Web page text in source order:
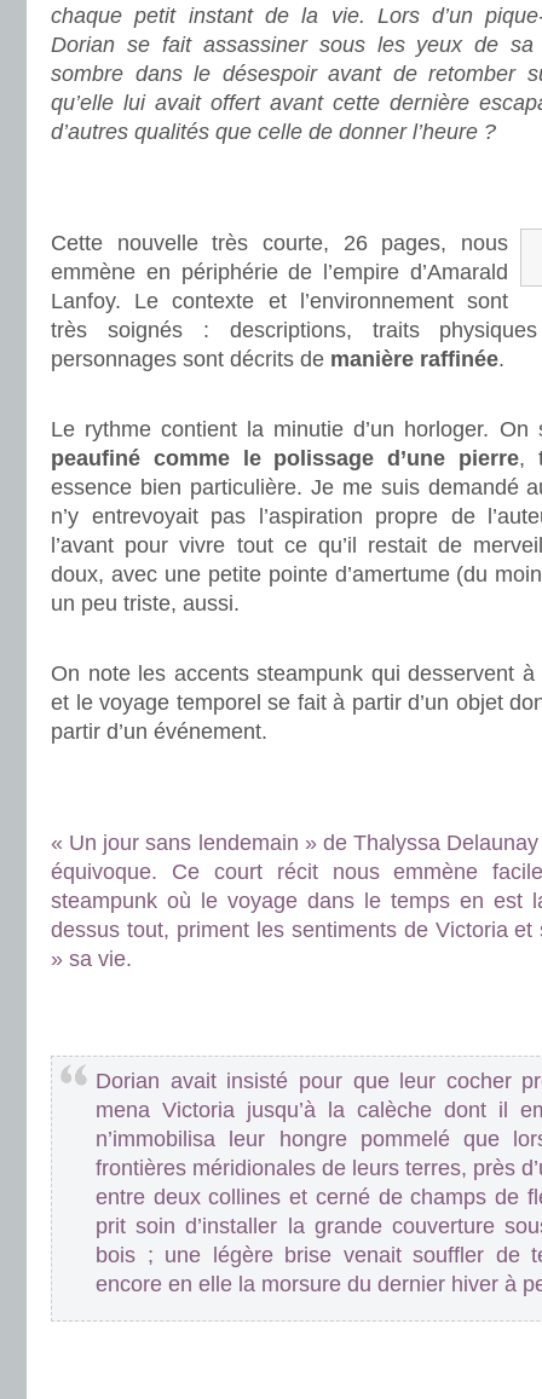
chaque petit instant de la vie. Lors d’un
Dorian se fait assassiner sous les yeux de sa
sombre dans le désespoir avant de retomber
qu’elle lui avait offert avant cette dernière
d’autres qualités que celle de donner l’heure ?
Cette nouvelle très courte, 26 pages, nous
emmène en périphérie de l’empire d’Amarald
Lanfoy. Le contexte et l’environnement sont
très soignés : descriptions, traits
personnages sont décrits de manière raffinée.
Le rythme contient la minutie d’un horloger.
peaufiné comme le polissage d’une pierre,
essence bien particulière. Je me suis demandé
n’y entrevoyait pas l’aspiration propre de
l’avant pour vivre tout ce qu’il restait de
doux, avec une petite pointe d’amertume (du
un peu triste, aussi.
On note les accents steampunk qui desservent
et le voyage temporel se fait à partir d’un objet
partir d’un événement.
« Un jour sans lendemain » de Thalyssa
équivoque. Ce court récit nous emmène
steampunk où le voyage dans le temps en est
dessus tout, priment les sentiments de Victoria
» sa vie.
Dorian avait insisté pour que leur cocher
mena Victoria jusqu’à la calèche dont il
n’immobilisa leur hongre pommelé que
frontières méridionales de leurs terres, près
entre deux collines et cerné de champs de
prit soin d’installer la grande couverture
bois ; une légère brise venait souffler de
encore en elle la morsure du dernier hiver à